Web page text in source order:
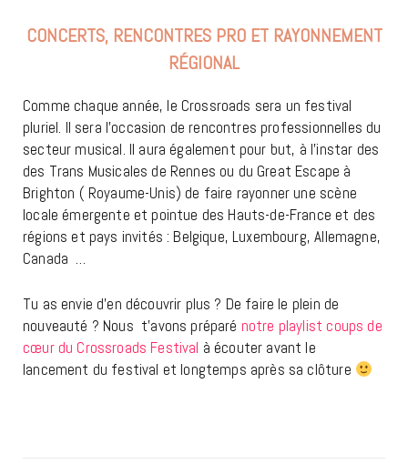
CONCERTS, RENCONTRES PRO ET RAYONNEMENT
RÉGIONAL
Comme chaque année, le Crossroads sera un festival
pluriel. Il sera l’occasion de rencontres professionnelles du
secteur musical. Il aura également pour but, à l’instar des
des Trans Musicales de Rennes ou du Great Escape à
Brighton ( Royaume-Unis) de faire rayonner une scène
locale émergente et pointue des Hauts-de-France et des
régions et pays invités : Belgique, Luxembourg, Allemagne,
Canada …
Tu as envie d’en découvrir plus ? De faire le plein de
nouveauté ? Nous t’avons préparé notre playlist coups de
cœur du Crossroads Festival à écouter avant le
lancement du festival et longtemps après sa clôture